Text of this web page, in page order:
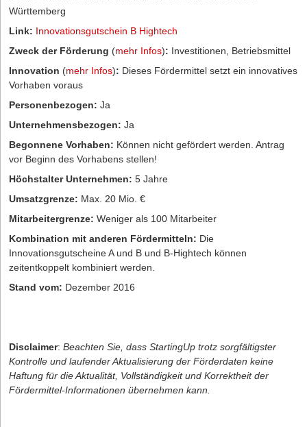
Württemberg
Link: Innovationsgutschein B Hightech
Zweck der Förderung (mehr Infos): Investitionen, Betriebsmittel
Innovation (mehr Infos): Dieses Fördermittel setzt ein innovatives
Vorhaben voraus
Personenbezogen: Ja
Unternehmensbezogen: Ja
Begonnene Vorhaben: Können nicht gefördert werden. Antrag
vor Beginn des Vorhabens stellen!
Höchstalter Unternehmen: 5 Jahre
Umsatzgrenze: Max. 20 Mio. €
Mitarbeitergrenze: Weniger als 100 Mitarbeiter
Kombination mit anderen Fördermitteln: Die
Innovationsgutscheine A und B und B-Hightech können
zeitentkoppelt kombiniert werden.
Stand vom: Dezember 2016
Disclaimer: Beachten Sie, dass StartingUp trotz sorgfältigster
Kontrolle und laufender Aktualisierung der Förderdaten keine
Haftung für die Aktualität, Vollständigkeit und Korrektheit der
Fördermittel-Informationen übernehmen kann.